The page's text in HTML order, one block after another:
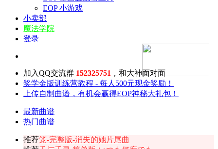
EOP 小游戏
小卖部
魔法学院
登录
加入QQ交流群 152325751 ，和大神面对面
奖学金版训练营教程 - 每人500元现金奖励！
上传自制曲谱，有机会赢得EOP神秘大礼包！
最新曲谱
热门曲谱
推荐笼-完整版-消失的她片尾曲